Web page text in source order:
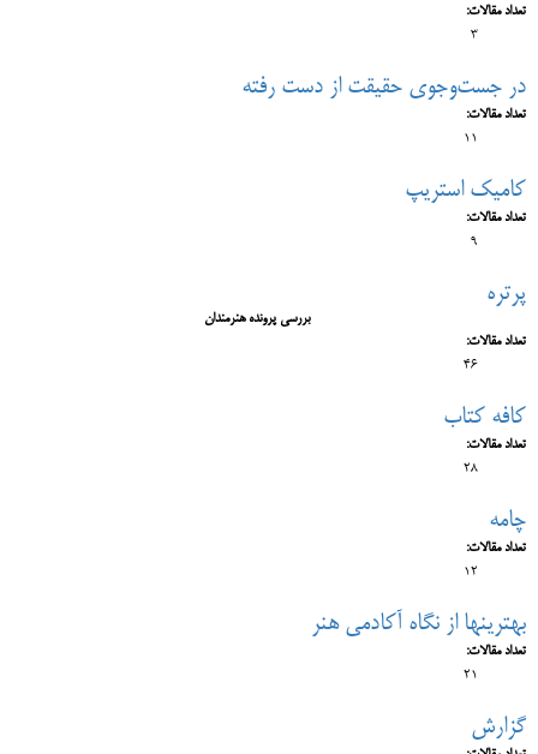
تعداد مقالات:
3
در جست‌وجوی حقیقت از دست رفته
تعداد مقالات:
11
کامیک استریپ
تعداد مقالات:
9
پرتره
بررسی پرونده هنرمندان
تعداد مقالات:
46
کافه کتاب
تعداد مقالات:
28
چامه
تعداد مقالات:
12
بهترین‎ها از نگاه آکادمی هنر
تعداد مقالات:
21
گزارش